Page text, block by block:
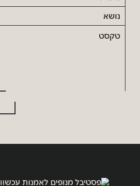
נושא